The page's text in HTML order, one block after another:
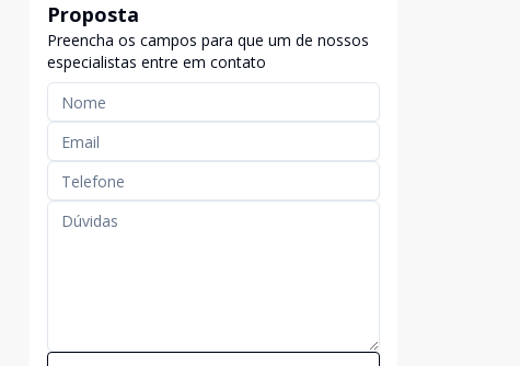
Proposta
Preencha os campos para que um de nossos
especialistas entre em contato